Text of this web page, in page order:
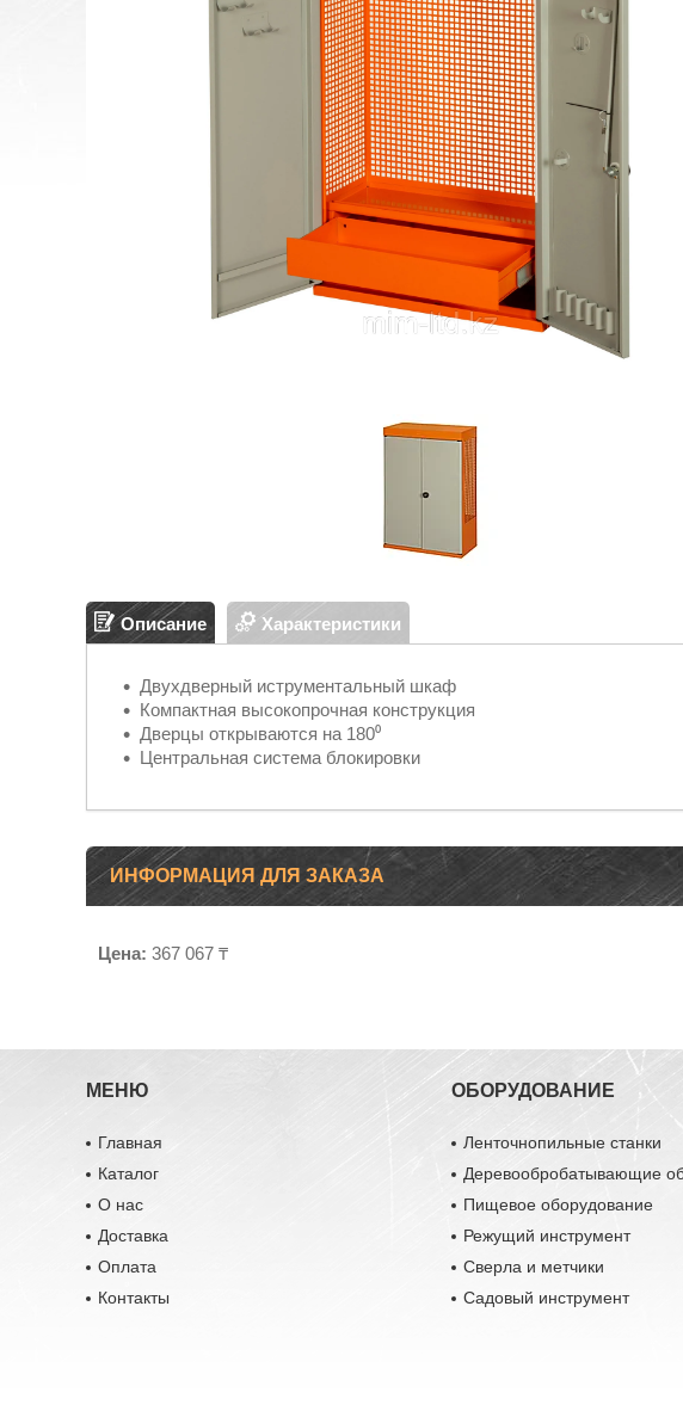
Описание Характеристики
Двухдверный иструментальный шкаф
Компактная высокопрочная конструкция
Дверцы открываются на 180⁰
Центральная система блокировки
ИНФОРМАЦИЯ ДЛЯ ЗАКАЗА
Цена: 367 067 ₸
МЕНЮ
Главная
Каталог
О нас
Доставка
Оплата
Контакты
ОБОРУДОВАНИЕ
Ленточнопильные станки
Деревообробатывающие
Пищевое оборудование
Режущий инструмент
Сверла и метчики
Садовый инструмент